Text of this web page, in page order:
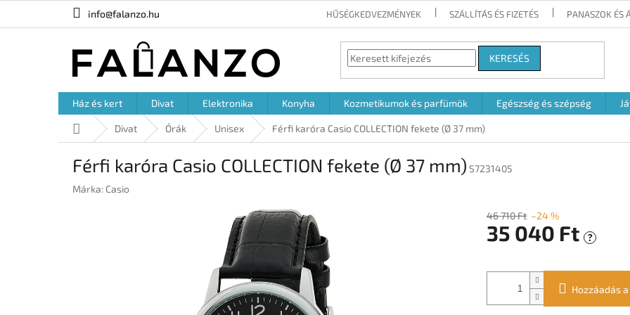
info@falanzo.hu HŰSÉGKEDVEZMÉNYEK SZÁLLÍTÁS ÉS FIZETÉS PANASZOK ÉS
KERESÉS
Ház és kert Divat Elektronika Konyha Kozmetikumok és parfümök Egészség és szépség
KezdőlapDivat Órák Unisex Férfi karóra Casio COLLECTION fekete (Ø 37 mm)
Férfi karóra Casio COLLECTION fekete (Ø 37 mm) S7231405
Márka: Casio
46 710 Ft –24 %
35 040 Ft ?
Hozzáadás